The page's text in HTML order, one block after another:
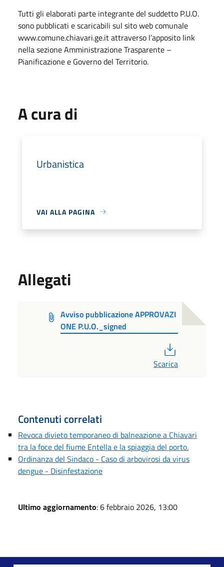
Tutti gli elaborati parte integrante del suddetto P.U.O.
sono pubblicati e scaricabili sul sito web comunale
www.comune.chiavari.ge.it attraverso l’apposito link
nella sezione Amministrazione Trasparente –
Pianificazione e Governo del Territorio.
A cura di
Urbanistica
VAI ALLA PAGINA
Allegati
Avviso pubblicazione APPROVAZI
ONE P.U.O._signed
Scarica
Contenuti correlati
Revoca divieto temporaneo di balneazione a Chiavari
tra la foce del fiume Entella e la spiaggia del porto.
Ordinanza del Sindaco - Caso di arbovirosi da virus
dengue - Disinfestazione
Ultimo aggiornamento: 6 febbraio 2026, 13:00